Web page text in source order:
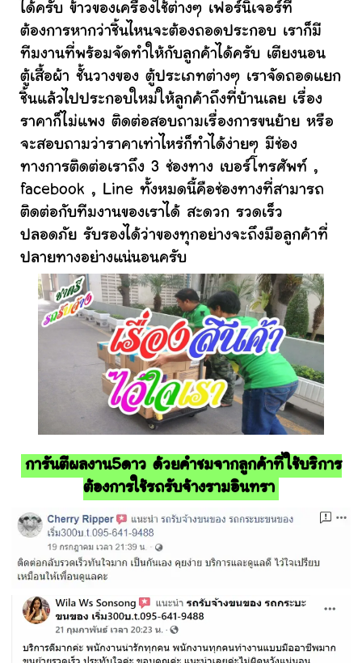
ได้ครับ ข้าวของเครื่องใช้ต่างๆ เฟอร์นิเจอร์ที่
ต้องการหากว่าชิ้นไหนจะต้องถอดประกอบ เราก็มี
ทีมงานที่พร้อมจัดทำให้กับลูกค้าได้ครับ เตียงนอน
ตู้เสื้อผ้า ชั้นวางของ ตู้ประเภทต่างๆ เราจัดถอดแยก
ชิ้นแล้วไปประกอบใหม่ให้ลูกค้าถึงที่บ้านเลย เรื่อง
ราคาก็ไม่แพง ติดต่อสอบถามเรื่องการขนย้าย หรือ
จะสอบถามว่าราคาเท่าไหร่ก็ทำได้ง่ายๆ มีช่อง
ทางการติดต่อเราถึง 3 ช่องทาง เบอร์โทรศัพท์ ,
facebook , Line ทั้งหมดนี้คือช่องทางที่สามารถ
ติดต่อกับทีมงานของเราได้ สะดวก รวดเร็ว
ปลอดภัย รับรองได้ว่าของทุกอย่างจะถึงมือลูกค้าที่
ปลายทางอย่างแน่นอนครับ
การันตีผลงาน5ดาว ด้วยคำชมจากลูกค้าที่ใช้บริการ
ต้องการใช้รถรับจ้างรามอินทรา